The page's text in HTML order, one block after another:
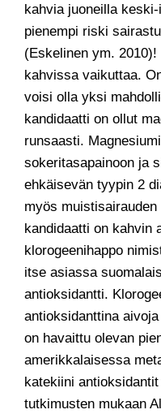
kahvia juoneilla
pienempi riski
(Eskelinen ym.
kahvissa vaikuttaa.
voisi olla yksi
kandidaatti on ollut
runsaasti.
sokeritasapainoon ja
ehkäisevän tyypin 2
myös
kandidaatti on kahvin
klorogeenihappo
itse asiassa
antioksidantti.
antioksidanttina
on havaittu olevan
amerikkalaisessa
katekiini
tutkimusten mukaan